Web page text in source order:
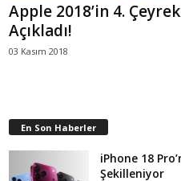
Apple 2018’in 4.
Açıkladı!
03 Kasım 2018
En Son Haberler
iPhone 18
Şekilleniyor